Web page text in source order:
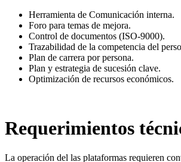
Herramienta de Comunicación interna.
Foro para temas de mejora.
Control de documentos (ISO-9000).
Trazabilidad de la competencia del
Plan de carrera por persona.
Plan y estrategia de sucesión clave.
Optimización de recursos económicos.
Requerimientos
La operación del las plataformas requieren